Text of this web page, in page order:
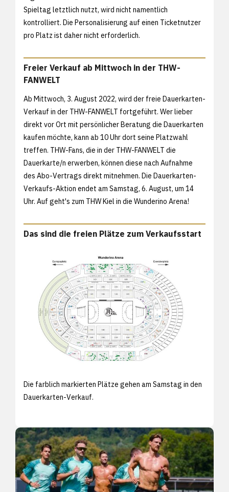
Spieltag letztlich nutzt, wird nicht namentlich
kontrolliert. Die Personalisierung auf einen Ticketnutzer
pro Platz ist daher nicht erforderlich.
Freier Verkauf ab Mittwoch in der THW-
FANWELT
Ab Mittwoch, 3. August 2022, wird der freie Dauerkarten-
Verkauf in der THW-FANWELT fortgeführt. Wer lieber
direkt vor Ort mit persönlicher Beratung die Dauerkarten
kaufen möchte, kann ab 10 Uhr dort seine Platzwahl
treffen. THW-Fans, die in der THW-FANWELT die
Dauerkarte/n erwerben, können diese nach Aufnahme
des Abo-Vertrags direkt mitnehmen. Die Dauerkarten-
Verkaufs-Aktion endet am Samstag, 6. August, um 14
Uhr. Auf geht's zum THW Kiel in die Wunderino Arena!
Das sind die freien Plätze zum Verkaufsstart
Die farblich markierten Plätze gehen am Samstag in den
Dauerkarten-Verkauf.